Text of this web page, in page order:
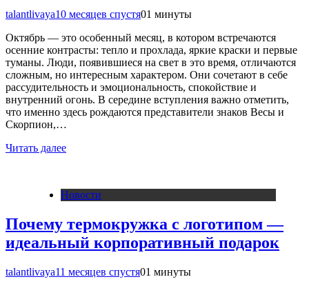
talantlivaya10 месяцев спустя01 минуты
Октябрь — это особенный месяц, в котором встречаются
осенние контрасты: тепло и прохлада, яркие краски и первые
туманы. Люди, появившиеся на свет в это время, отличаются
сложным, но интересным характером. Они сочетают в себе
рассудительность и эмоциональность, спокойствие и
внутренний огонь. В середине вступления важно отметить,
что именно здесь рождаются представители знаков Весы и
Скорпион,…
Читать далее
Новости
Почему термокружка с логотипом —
идеальный корпоративный подарок
talantlivaya11 месяцев спустя01 минуты